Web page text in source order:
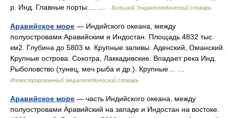
р. Инд. Главные порты:… …
Большой Энциклопедический словарь
Аравийское море — Индийского океана, между
полуостровами Аравийским и Индостан. Площадь 4832 тыс.
км2. Глубина до 5803 м. Крупные заливы: Аденский, Оманский.
Крупные острова: Сокотра, Лаккадивские. Впадает река Инд.
Рыболовство (тунец, меч рыба и др.). Крупные… …
Иллюстрированный энциклопедический словарь
Аравийское море — часть Индийского океана, между
полуостровами Аравийский на западе и Индостан на востоке.